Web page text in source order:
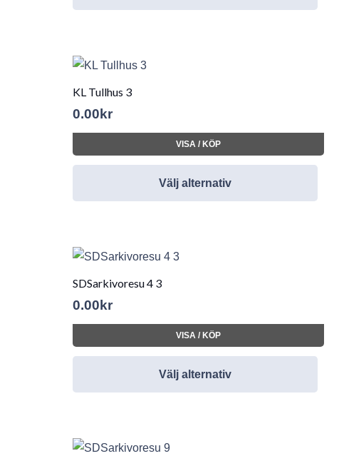
KL Tullhus 3
0.00 kr
VISA / KÖP
Välj alternativ
SDSarkivoresu 4 3
0.00 kr
VISA / KÖP
Välj alternativ